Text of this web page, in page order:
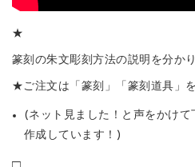
★
篆刻の朱文彫刻方法の説明を分か
★ご注文は「篆刻」「篆刻道具」
(ネット見ました！と声をかけ
作成しています！)